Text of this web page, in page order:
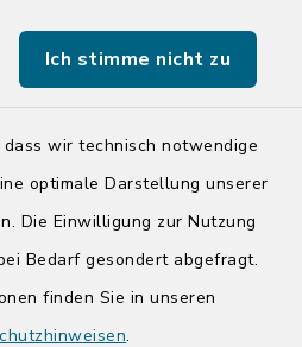
Ich stimme nicht zu
wir technisch notwendige
optimale Darstellung unserer
Die Einwilligung zur Nutzung
Bedarf gesondert abgefragt.
finden Sie in unseren
.
Bad Segeberg